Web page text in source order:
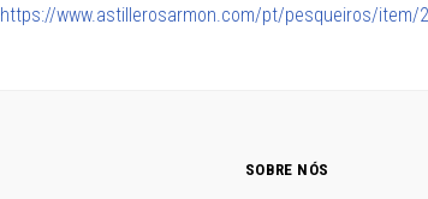
https://www.astillerosarmon.com/pt/pesqueiros/item/
SOBRE NÓS